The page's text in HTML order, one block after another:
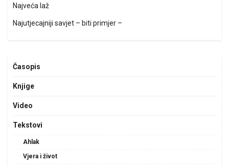
Najveća laž
Najutjecajniji savjet – biti primjer –
Časopis
Knjige
Video
Tekstovi
Ahlak
Vjera i život